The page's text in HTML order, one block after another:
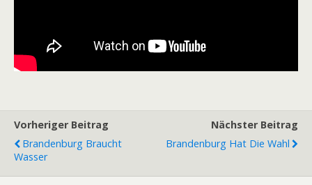
Vorheriger Beitrag
Brandenburg Braucht
Wasser
Nächster Beitrag
Brandenburg Hat Die Wahl